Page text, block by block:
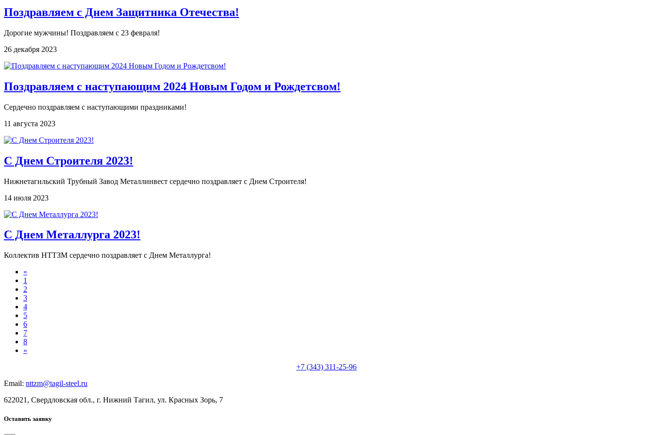
Поздравляем с Днем Защитника Отечества!
Дорогие мужчины! Поздравляем с 23 февраля!
26 декабря 2023
Поздравляем с наступающим 2024 Новым Годом и Рождетсвом!
Сердечно поздравляем с наступающими праздниками!
11 августа 2023
С Днем Строителя 2023!
Нижнетагильский Трубный Завод Металлинвест сердечно поздравляет с Днем Строителя!
14 июля 2023
С Днем Металлурга 2023!
Коллектив НТТЗМ сердечно поздравляет с Днем Металлурга!
«
1
2
3
4
5
6
7
8
»
+7 (343) 311-25-96
Email: nttzm@tagil-steel.ru
622021, Свердловская обл., г. Нижний Тагил, ул. Красных Зорь, 7
Оставить заявку